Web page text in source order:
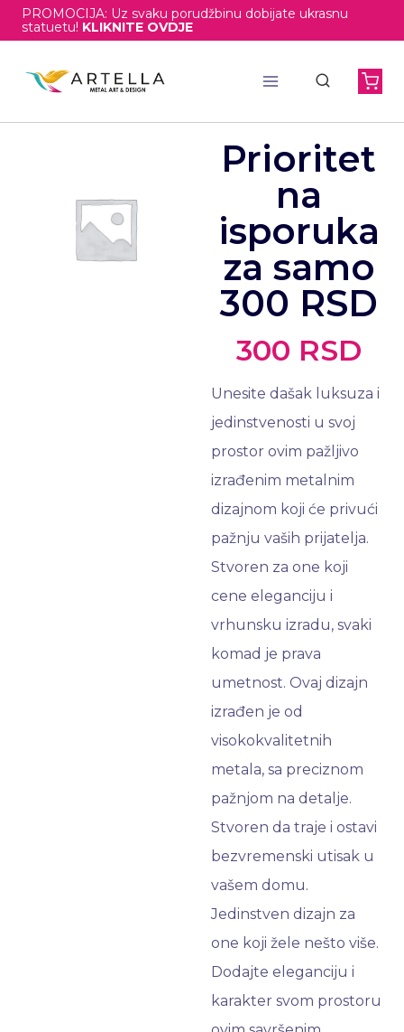
PROMOCIJA: Uz svaku porudžbinu dobijate ukrasnu
statuetu! KLIKNITE OVDJE
Prioritet
na
isporuka
za samo
300 RSD
300 RSD
Unesite dašak luksuza i
jedinstvenosti u svoj
prostor ovim pažljivo
izrađenim metalnim
dizajnom koji će privući
pažnju vaših prijatelja.
Stvoren za one koji
cene eleganciju i
vrhunsku izradu, svaki
komad je prava
umetnost. Ovaj dizajn
izrađen je od
visokokvalitetnih
metala, sa preciznom
pažnjom na detalje.
Stvoren da traje i ostavi
bezvremenski utisak u
vašem domu.
Jedinstven dizajn za
one koji žele nešto više.
Dodajte eleganciju i
karakter svom prostoru